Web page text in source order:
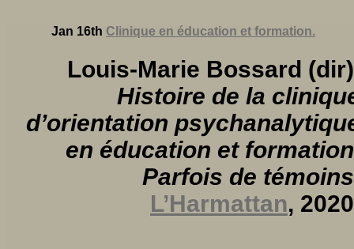
Jan 16th Clinique en éducation et formation.
Louis-Marie Bossard
Histoire de la
d’orientation
en éducation et
Parfois de témoins
L’Harmattan,